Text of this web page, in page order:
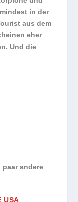
in der
aus dem
eher
Und die
andere
USA